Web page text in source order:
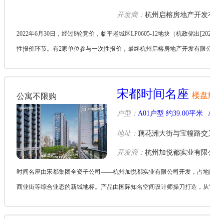
开发商： 杭州启榕房地产开发
2022年6月30日，经过8轮竞价，临平老城区LP0605-12地块（杭政储出
性报价环节。有2家单位参与一次性报价，最终杭州启榕房地产开发有限
公寓不限购 宋都时间名座 楼盘
户型： A01户型 约39.00平米
地址： 藕花洲大街与宝幢路交
开发商： 杭州加悦都实业有限
时间名座由宋都集团全资子公司——杭州加悦都实业有限公司开发，占
商业街等综合业态的新城地标。产品由国际知名空间设计师操刀打造，